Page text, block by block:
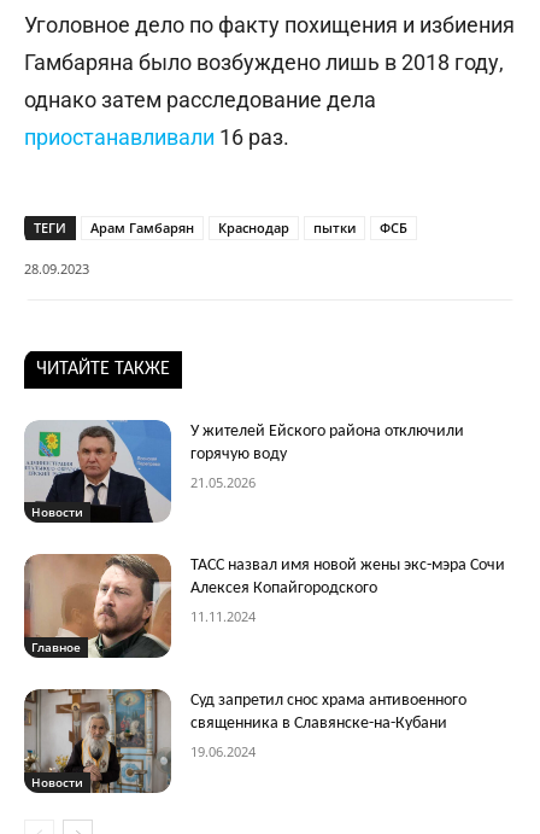
Уголовное дело по факту похищения и избиения
Гамбаряна было возбуждено лишь в 2018 году,
однако затем расследование дела
приостанавливали 16 раз.
ТЕГИ Арам Гамбарян Краснодар пытки ФСБ
28.09.2023
ЧИТАЙТЕ ТАКЖЕ
Новости
У жителей Ейского района отключили
горячую воду
21.05.2026
Главное
ТАСС назвал имя новой жены экс-мэра Сочи
Алексея Копайгородского
11.11.2024
Новости
Суд запретил снос храма антивоенного
священника в Славянске-на-Кубани
19.06.2024